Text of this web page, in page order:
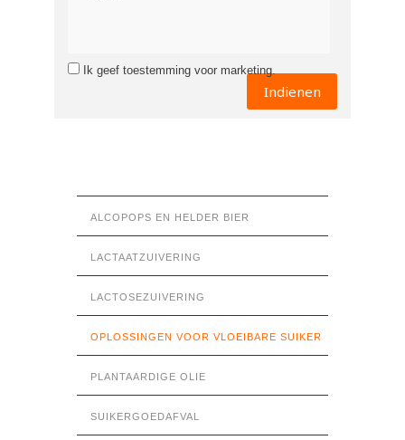
Ik geef toestemming voor marketing.
ALCOPOPS EN HELDER BIER
LACTAATZUIVERING
LACTOSEZUIVERING
OPLOSSINGEN VOOR VLOEIBARE SUIKER
PLANTAARDIGE OLIE
SUIKERGOEDAFVAL